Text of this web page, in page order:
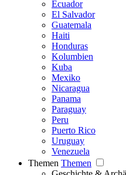
Ecuador
El Salvador
Guatemala
Haiti
Honduras
Kolumbien
Kuba
Mexiko
Nicaragua
Panama
Paraguay
Peru
Puerto Rico
Uruguay
Venezuela
Themen Themen